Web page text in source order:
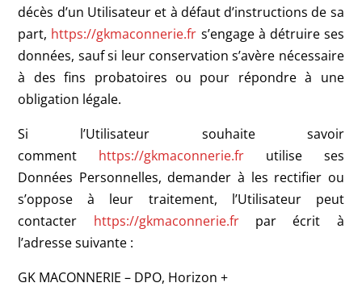
décès d’un Utilisateur et à défaut d’instructions de sa
part, https://gkmaconnerie.fr s’engage à détruire ses
données, sauf si leur conservation s’avère nécessaire
à des fins probatoires ou pour répondre à une
obligation légale.
Si l’Utilisateur souhaite savoir
comment
https://gkmaconnerie.fr
utilise ses
Données Personnelles, demander à les rectifier ou
s’oppose à leur traitement, l’Utilisateur peut
contacter
https://gkmaconnerie.fr
par écrit à
l’adresse suivante :
GK MACONNERIE – DPO, Horizon +